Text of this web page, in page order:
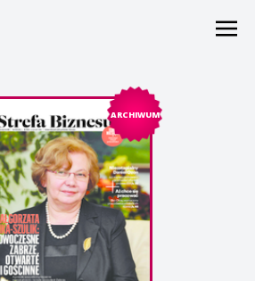
ARCHIWUM